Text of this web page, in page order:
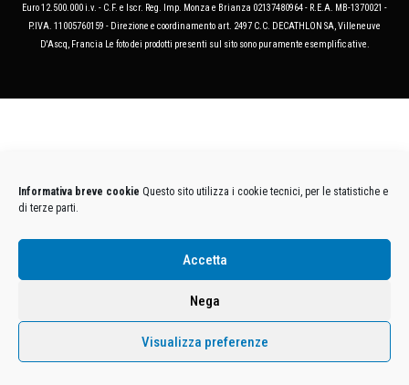
Informativa breve cookie Questo sito utilizza i cookie tecnici, per le statistiche e
di terze parti.
Accetta
Nega
Visualizza preferenze
Euro 12.500.000 i.v. - C.F. e Iscr. Reg. Imp. Monza e Brianza 02137480964 - R.E.A. MB-1370021 -
P.IVA. 11005760159 - Direzione e coordinamento art. 2497 C.C. DECATHLON SA, Villeneuve
D'Ascq, Francia Le foto dei prodotti presenti sul sito sono puramente esemplificative.